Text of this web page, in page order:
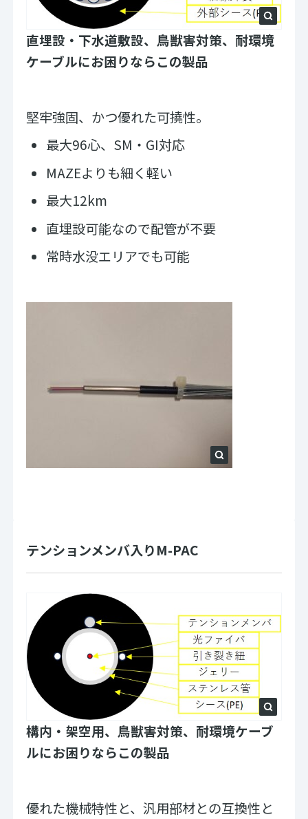
直埋設・下水道敷設、鳥獣害対策、耐環境
ケーブルにお困りならこの製品
堅牢強固、かつ優れた可撓性。
最大96心、SM・GI対応
MAZEよりも細く軽い
最大12km
直埋設可能なので配管が不要
常時水没エリアでも可能
テンションメンバ入りM-PAC
構内・架空用、鳥獣害対策、耐環境ケーブ
ルにお困りならこの製品
優れた機械特性と、汎用部材との互換性と